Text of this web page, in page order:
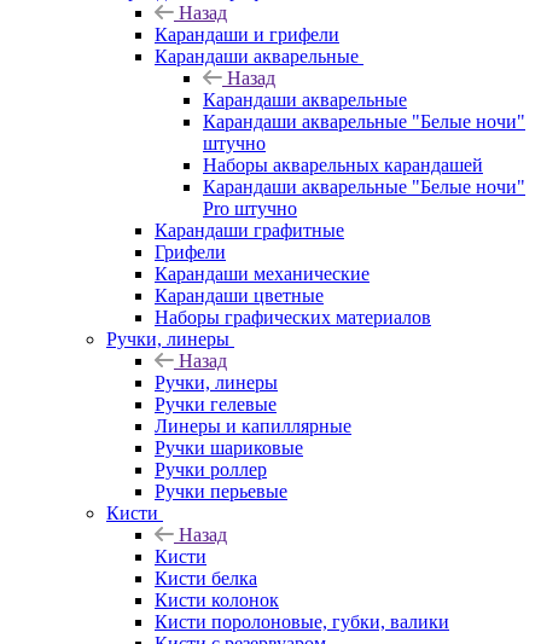
Назад
Карандаши и грифели
Карандаши акварельные
Назад
Карандаши акварельные
Карандаши акварельные "Белые ночи"
штучно
Наборы акварельных карандашей
Карандаши акварельные "Белые ночи"
Pro штучно
Карандаши графитные
Грифели
Карандаши механические
Карандаши цветные
Наборы графических материалов
Ручки, линеры
Назад
Ручки, линеры
Ручки гелевые
Линеры и капиллярные
Ручки шариковые
Ручки роллер
Ручки перьевые
Кисти
Назад
Кисти
Кисти белка
Кисти колонок
Кисти поролоновые, губки, валики